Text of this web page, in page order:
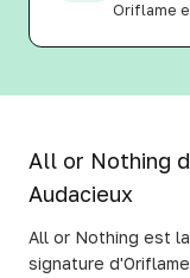
Oriflame
All or Nothing
Audacieux
All or Nothing est
signature